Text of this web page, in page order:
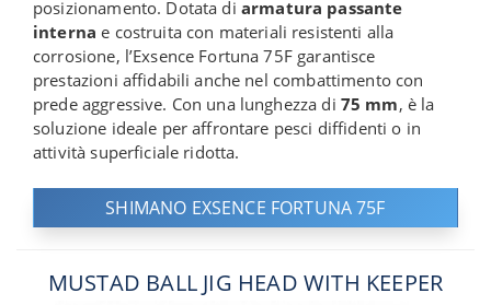
posizionamento. Dotata di armatura passante
interna e costruita con materiali resistenti alla
corrosione, l’Exsence Fortuna 75F garantisce
prestazioni affidabili anche nel combattimento con
prede aggressive. Con una lunghezza di 75 mm, è la
soluzione ideale per affrontare pesci diffidenti o in
attività superficiale ridotta.
SHIMANO EXSENCE FORTUNA 75F
MUSTAD BALL JIG HEAD WITH KEEPER